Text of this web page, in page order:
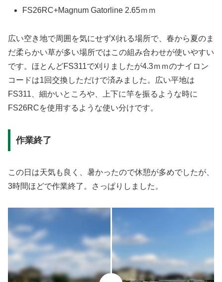
FS26RC+Magnum Gatorline 2.65ｍｍ
広い空き地で周囲を気にせず刈れる場所で、春から夏のま
だ柔らかい草が多い場所ではこの組み合わせが使いやすい
です。ほとんどFS311で刈りましたが4.3ｍｍのナイロン
コードは1回交換しただけで済みました。広い平地は
FS311、細かいところや、上下に竿を振るような時に
FS26RCを使用するような使い分けです。
作業終了
この日は天気も良く、暑かったので休憩が多めでしたが、
3時間ほどで作業終了。さっぱりしました。